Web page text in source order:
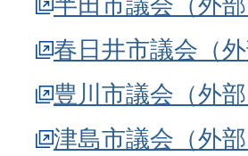
春日井市議会（外
豊川市議会（外部
津島市議会（外部